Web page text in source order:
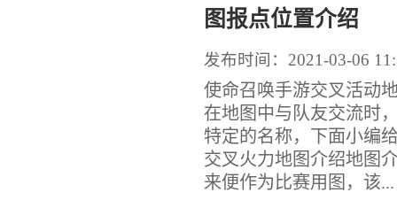
图报点位置介绍
发布时间：2021-03-06
使命召唤手游交叉活动
在地图中与队友交流时
特定的名称，下面小编
交叉火力地图介绍地图
来便作为比赛用图，该...